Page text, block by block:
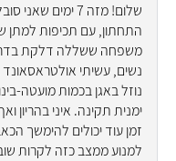
שלום! מזה 7
התחתון, עם תכיפות למתן
משפחה ששללה דלקת
נשים, עשיתי
נוזל באגן בכמות מועטה-
ימנית תקינה. איני בהריון
זמן עוד יכולים להימשך
למנוע ממצב כזה לקרות